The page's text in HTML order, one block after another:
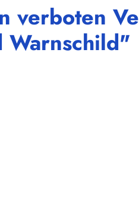
verboten
Warnschild"